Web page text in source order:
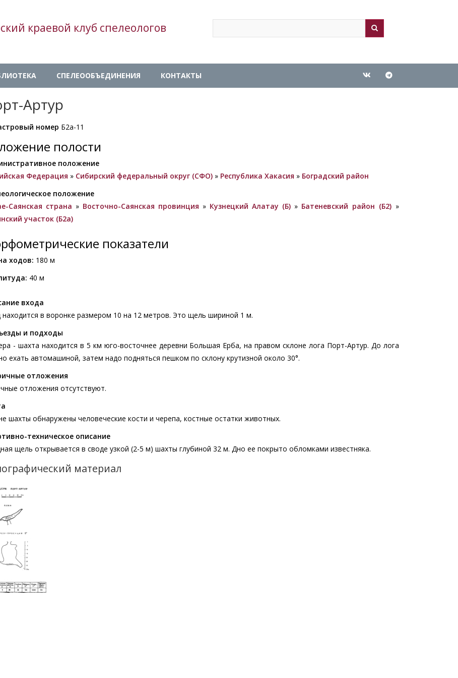
краевой клуб спелеологов Search
СПЕЛЕООБЪЕДИНЕНИЯ КОНТАКТЫ
Артур
номер Б2а-11
полости
положение
Федерация » Сибирский федеральный округ (СФО) » Республика Хакасия » Боградский район
положение
Саянская страна » Восточно-Саянская провинция » Кузнецкий Алатау (Б) » Батеневский район (Б2) »
участок (Б2а)
показатели
ходов: 180 м
40 м
входа
находится в воронке размером 10 на 12 метров. Это щель шириной 1 м.
и подходы
- шахта находится в 5 км юго-восточнее деревни Большая Ерба, на правом склоне лога Порт-Артур. До лога
ехать автомашиной, затем надо подняться пешком по склону крутизной около 30°.
отложения
отложения отсутствуют.
шахты обнаружены человеческие кости и черепа, костные остатки животных.
техническое описание
щель открывается в своде узкой (2-5 м) шахты глубиной 32 м. Дно ее покрыто обломками известняка.
материал